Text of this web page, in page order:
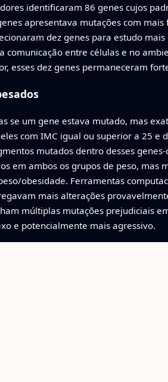
identificaram 86 genes cujos
apresentava mutações com
dez genes para estudo
comunicação entre células e no
esses dez genes permaneceram
se um gene estava mutado, mas
com IMC igual ou superior a 25 e
mutados dentro desses
ambos os grupos de peso, mas
obesidade. Ferramentas
mais alterações
múltiplas mutações prejudiciais
e potencialmente mais agressivo.